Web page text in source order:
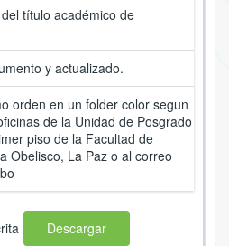
título académico de
y actualizado.
orden en un folder color segun
de la Unidad de Posgrado
piso de la Facultad de
Obelisco, La Paz o al correo
Descargar